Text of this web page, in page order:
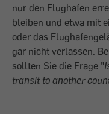
nur den Flughafen
bleiben und etwa mit
oder das
gar nicht verlassen.
sollten Sie die Frage "
transit to another